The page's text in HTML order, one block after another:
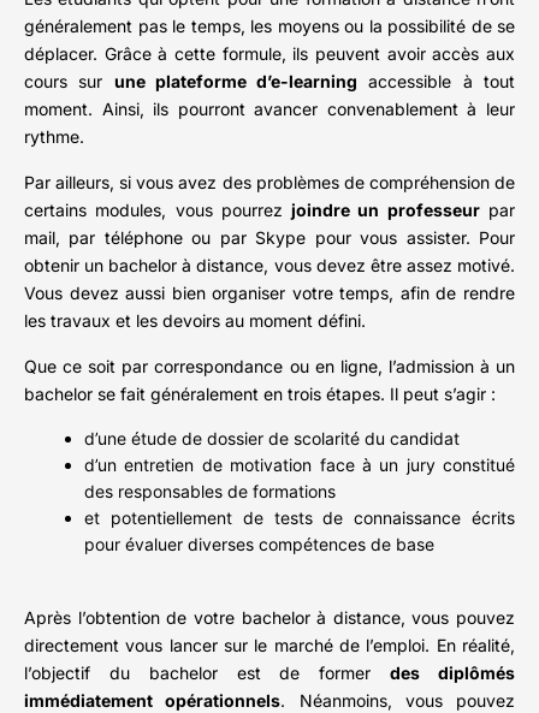
généralement pas le temps, les moyens ou la possibilité de se
déplacer. Grâce à cette formule, ils peuvent avoir accès aux
cours sur une plateforme d’e-learning accessible à tout
moment. Ainsi, ils pourront avancer convenablement à leur
rythme.
Par ailleurs, si vous avez des problèmes de compréhension de
certains modules, vous pourrezjoindre un professeurpar
mail, par téléphone ou par Skype pour vous assister. Pour
obtenir un bachelor à distance, vous devez être assez motivé.
Vous devez aussi bien organiser votre temps, afin de rendre
les travaux et les devoirs au moment défini.
Que ce soit par correspondance ou en ligne, l’admission à un
bachelor se fait généralement en trois étapes. Il peut s’agir :
d’une étude de dossier de scolarité du candidat
d’un entretien de motivation face à un jury constitué
des responsables de formations
et potentiellement de tests de connaissance écrits
pour évaluer diverses compétences de base
Après l’obtention de votre bachelor à distance, vous pouvez
directement vous lancer sur le marché de l’emploi. En réalité,
l’objectif du bachelor est de formerdes diplômés
immédiatement opérationnels. Néanmoins, vous pouvez